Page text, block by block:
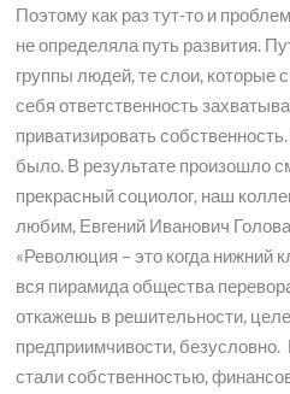
Поэтому как раз тут-то и
не определяла путь развития.
группы людей, те слои, которые
себя ответственность
приватизировать
было. В результате произошло
прекрасный социолог, наш
любим, Евгений Иванович
«Революция – это когда нижний
вся пирамида общества
откажешь в решительности,
предприимчивости,
стали собственностью,